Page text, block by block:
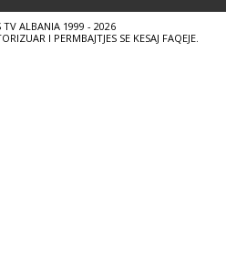
ALBANIA 1999 - 2026
I PERMBAJTJES SE KESAJ FAQEJE.